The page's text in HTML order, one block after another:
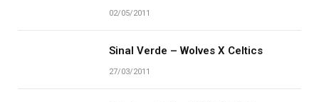
02/05/2011
Sinal Verde – Wolves X Celtics
27/03/2011